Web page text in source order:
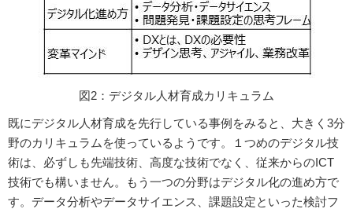
図2：デジタル人材育成カリキュラム
既にデジタル人材育成を先行している事例をみると、大きく3分
野のカリキュラムを使っているようです。１つめのデジタル技
術は、必ずしも先端技術、高度な技術でなく、従来からのICT
技術でも構いません。もう一つの分野はデジタル化の進め方で
す。データ分析やデータサイエンス、課題設定といった検討フ